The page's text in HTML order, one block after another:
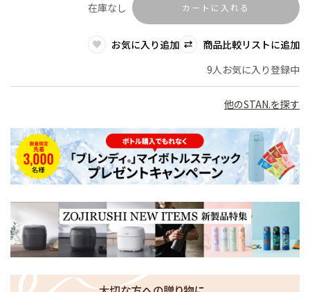
在庫なし カートに入れる
お気に入り追加
商品比較リストに追加
9人お気に入り登録中
他のSTAN.を探す